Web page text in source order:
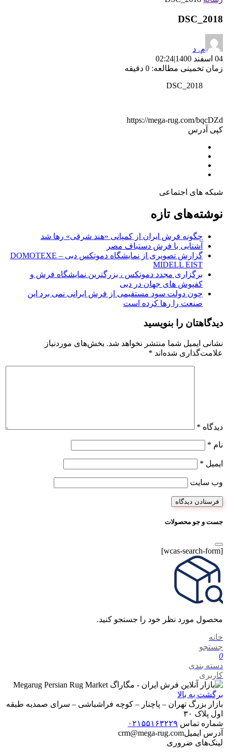
DSC_2018
م. د
04 اسفند 1400
|
02:24
زمان تخمینی مطالعه: 0 دقیقه
DSC_2018
https://mega-rug.com/bqcDZd
کپی آدرس
شبکه های اجتماعی
نوشته‌های تازه
چگونه فرش ایران از کمپانی «هند شرقی» رها شد
آشنایی با فرش دستباف مصر
گزارش تصویری از نمایشگاه دموتکس دبی – DOMOTEXE
MIDELL EIST
برگزاری مجدد دموتکس ، بزرگترین نمایشگاه فرش و
کفپوش های جهان در دبی
چون دولت سود مستقیمی از فرش ایرانی نمی برد این
صنعت را رها کرده است
دیدگاهتان را بنویسید
نشانی ایمیل شما منتشر نخواهد شد. بخش‌های موردنیاز
علامت‌گذاری شده‌اند *
دیدگاه *
نام *
ایمیل *
وب‌ سایت
جست و جو محصولات
[wcas-search-form]
محصول مورد نظر خود را جستجو کنید.
خانه
جستجو
0
دسته بندی
کاربری
برگشت به بالا
بازار بزرگ تهران – پاچنار – کوچه فراشباشی – سرای صمدیه طبقه
اول پلاک ۳۰
شماره تماس ۰۲۱۵۵۱۶۳۲۲۹
آدرس ایمیلcrm@mega-rug.com
لینک‌های ضروری